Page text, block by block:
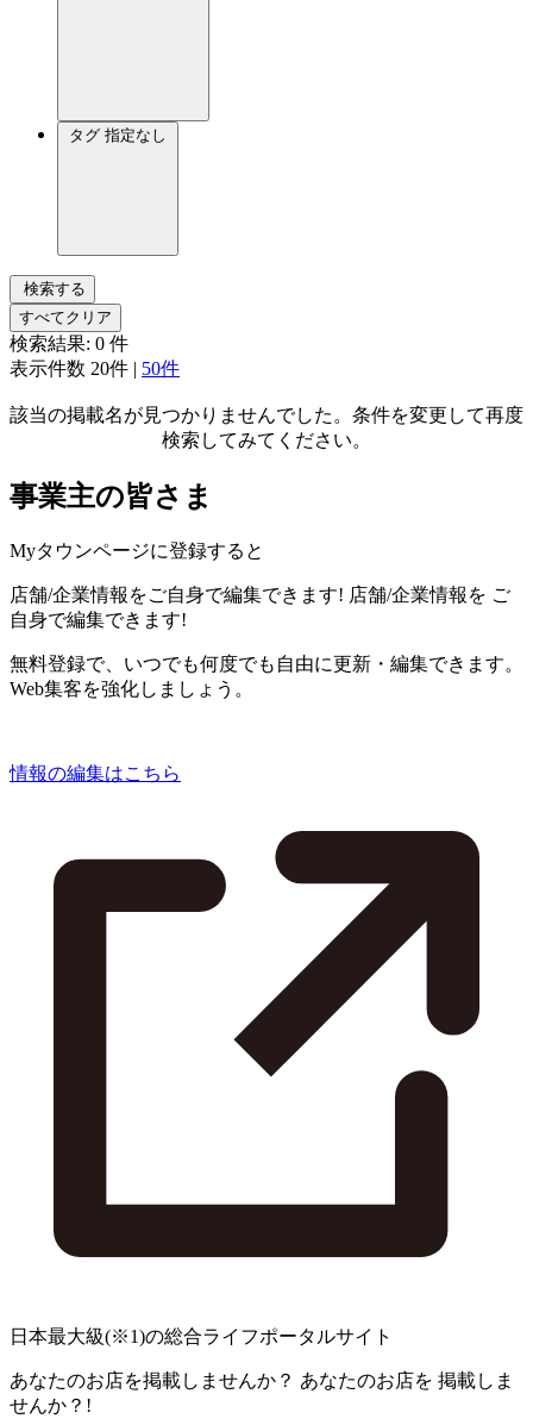
タグ 指定なし
検索する
すべてクリア
検索結果: 0 件
表示件数 20件 | 50件
該当の掲載名が見つかりませんでした。条件を変更して再度
検索してみてください。
事業主の皆さま
Myタウンページに登録すると
店舗/企業情報をご自身で編集できます! 店舗/企業情報を ご
自身で編集できます!
無料登録で、いつでも何度でも自由に更新・編集できます。
Web集客を強化しましょう。
情報の編集はこちら
日本最大級(※1)の総合ライフポータルサイト
あなたのお店を掲載しませんか？ あなたのお店を 掲載しま
せんか？!